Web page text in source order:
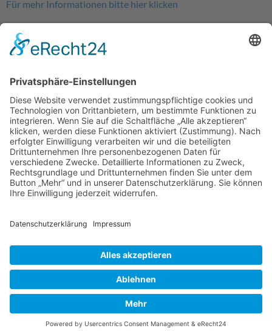
Für mehr Informationen bitte hier klicken
Grandlschule
Sportpark Freiham
Für mehr Informationen bitte hier klicken
Gustl-Bayrhammer-Straße
Für mehr Informationen bitte hier klicken
•Datenschutz
•